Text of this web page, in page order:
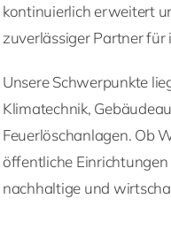
kontinuierlich erweitert
zuverlässiger Partner
Unsere Schwerpunkte
Klimatechnik,
Feuerlöschanlagen. Ob
öffentliche
nachhaltige und